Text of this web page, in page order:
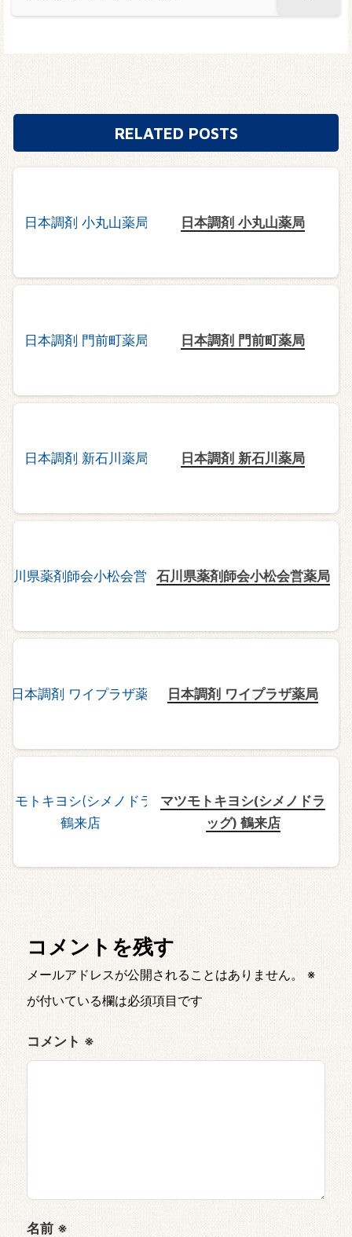
RELATED POSTS
日本調剤 小丸山薬局
日本調剤 門前町薬局
日本調剤 新石川薬局
石川県薬剤師会小松会営薬局
日本調剤 ワイプラザ薬局
マツモトキヨシ(シメノドラ
ッグ) 鶴来店
コメントを残す
メールアドレスが公開されることはありません。
※
が付いている欄は必須項目です
コメント ※
名前 ※